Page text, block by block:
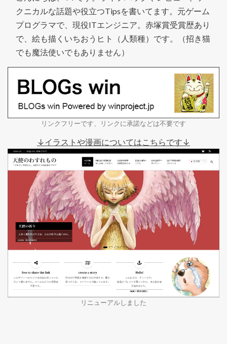
クニカルな話題や役立つTipsを書いてます。元ゲーム
プログラマで、現役ITエンジニア。赤塚賞受賞歴あり
で、絵も描くいちおうヒト（人類種）です。（招き猫
でも魔法使いでもありません）
リンクフリーです、リンクに承諾などは不要です
↓イラストや漫画についてはこちらです↓
リニューアルしました